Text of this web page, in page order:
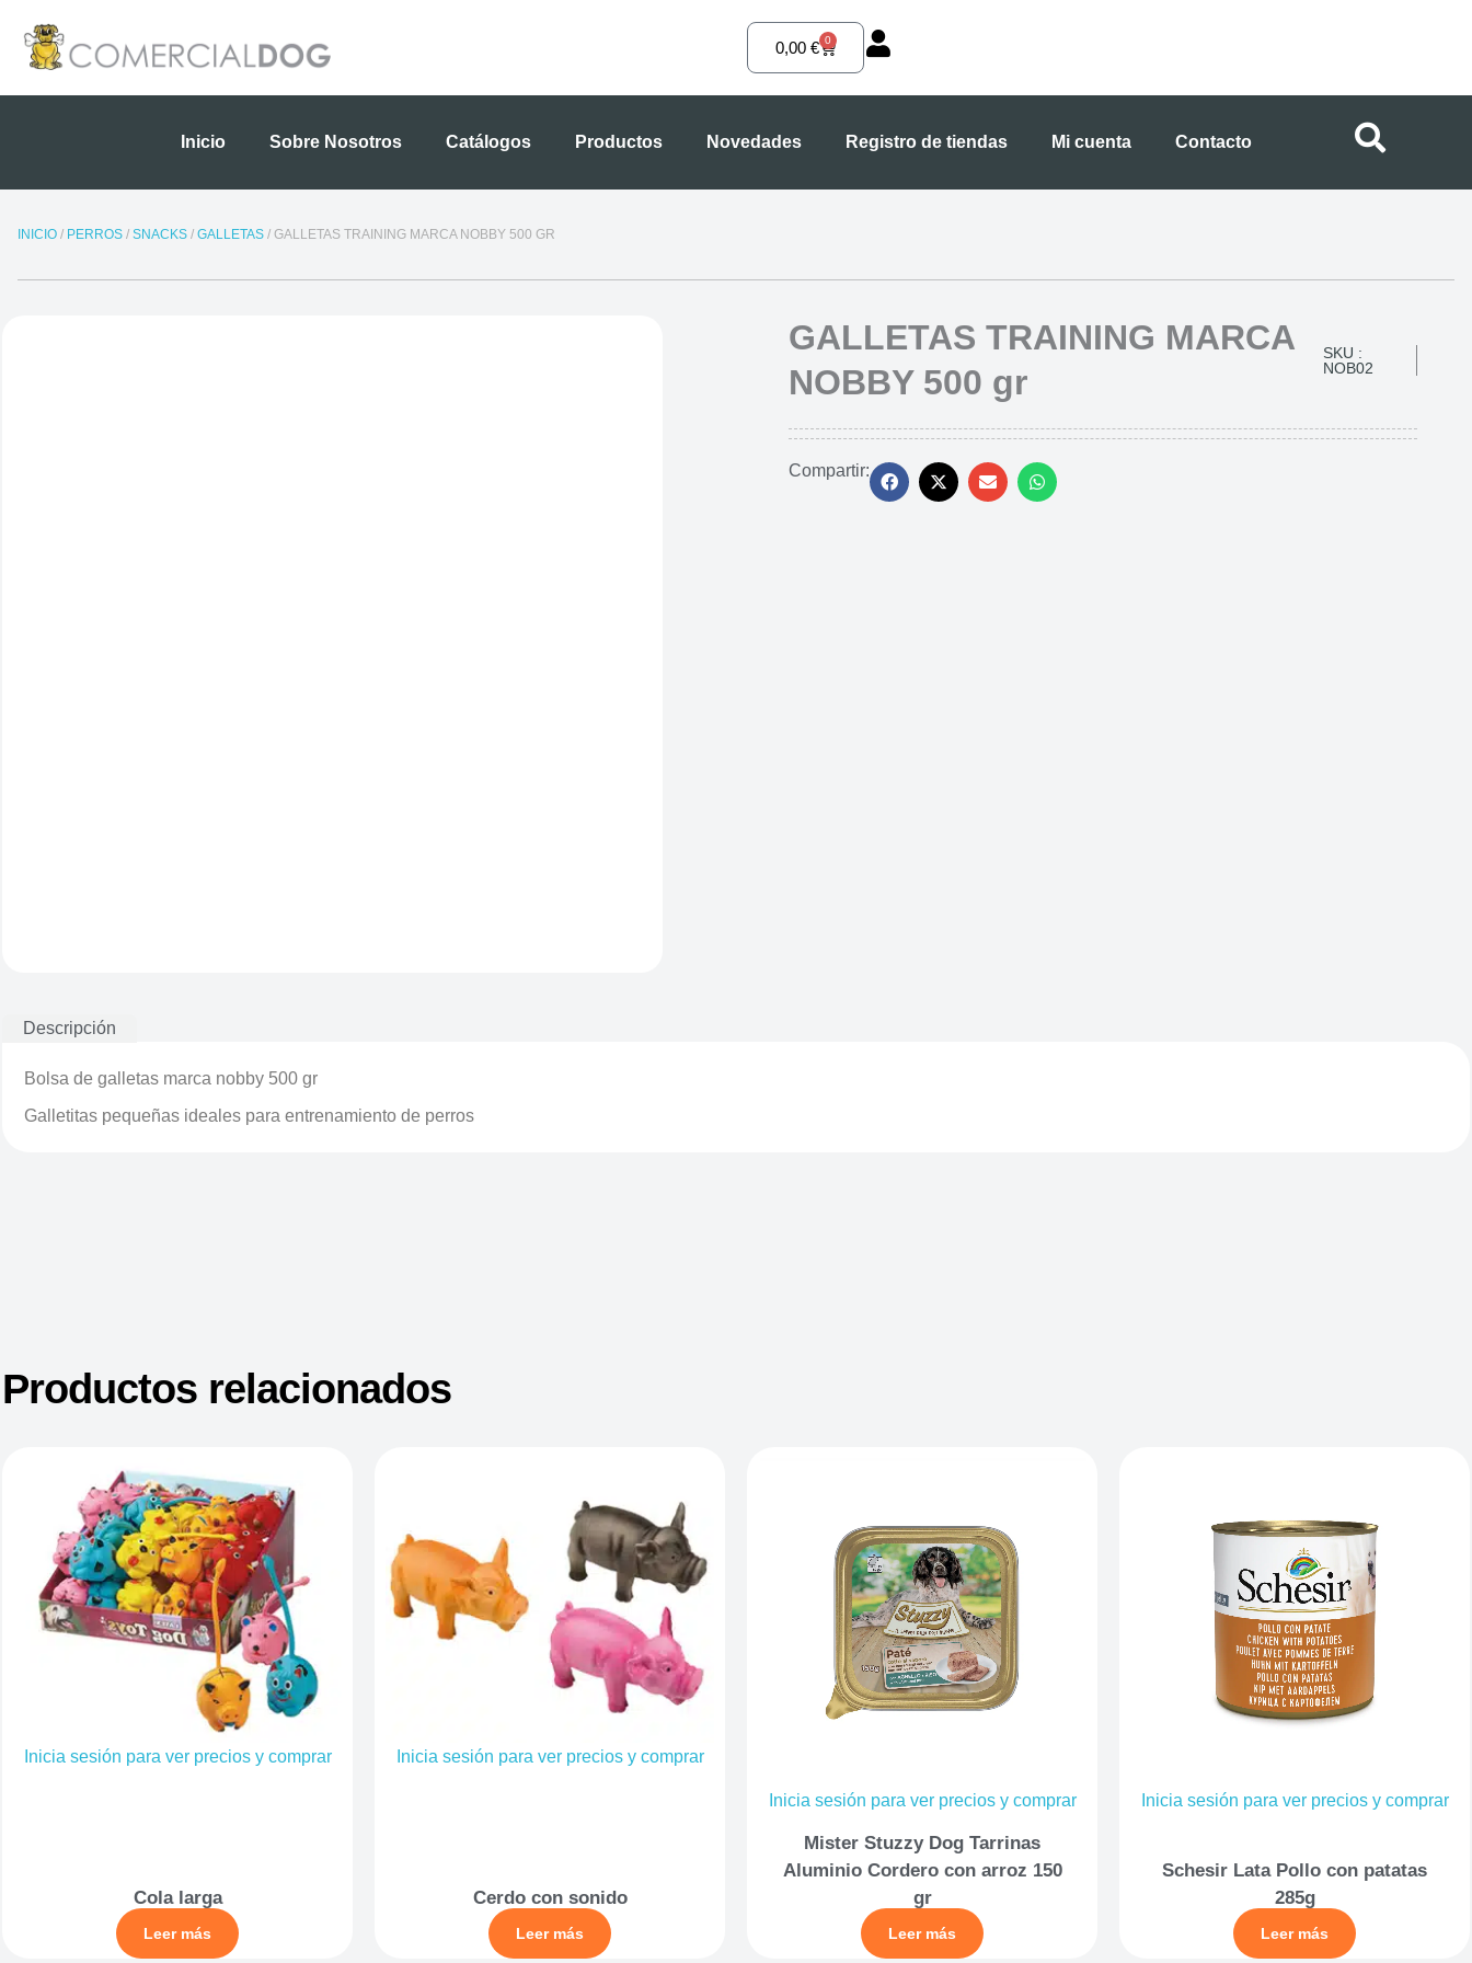
contenido
0,00 € 0
Carrito
Inicio Sobre Nosotros Catálogos Productos Novedades Registro de tiendas Mi cuenta Contacto
INICIO / PERROS / SNACKS / GALLETAS / GALLETAS TRAINING MARCA NOBBY 500 GR
GALLETAS TRAINING MARCA
NOBBY 500 gr
SKU :
NOB02
Compartir:
Descripción
Bolsa de galletas marca nobby 500 gr
Galletitas pequeñas ideales para entrenamiento de perros
Productos relacionados
Inicia sesión para ver precios y comprar
Cola larga
Leer más
Inicia sesión para ver precios y comprar
Cerdo con sonido
Leer más
Inicia sesión para ver precios y comprar
Mister Stuzzy Dog Tarrinas
Aluminio Cordero con arroz 150
gr
Leer más
Inicia sesión para ver precios y comprar
Schesir Lata Pollo con patatas
285g
Leer más